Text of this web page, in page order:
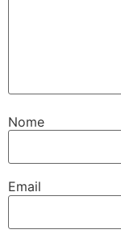
Nome
Email